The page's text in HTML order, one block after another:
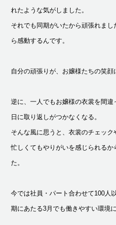
れたような気がしました。
それでも同期がいたから頑張れま
ら感動するんです。
自分の頑張りが、お嬢様たちの笑顔
逆に、一人でもお嬢様の衣裳を間
日に取り返しがつかなくなる。
そんな風に思うと、衣裳のチェック
忙しくてもやりがいを感じられる
た。
今では社員・パート合わせて100人
期にあたる3月でも働きやすい環境